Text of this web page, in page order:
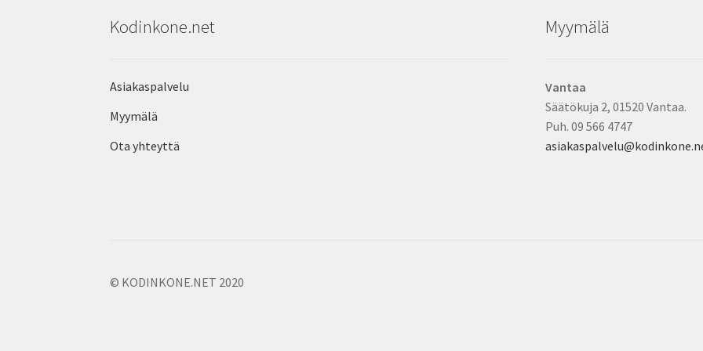
Kodinkone.net
Asiakaspalvelu
Myymälä
Ota yhteyttä
Myymälä
Vantaa
Säätökuja 2, 01520 Vantaa.
Puh. 09 566 4747
© KODINKONE.NET 2020